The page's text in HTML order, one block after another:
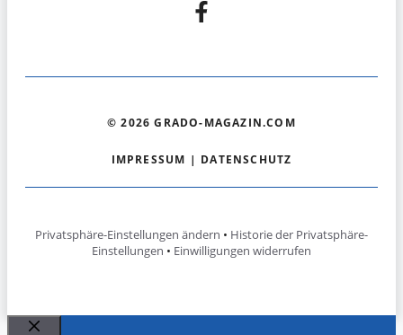
© 2026 GRADO-MAGAZIN.COM
IMPRESSUM | DATENSCHUTZ
Privatsphäre-Einstellungen ändern • Historie der Privatsphäre-
Einstellungen • Einwilligungen widerrufen